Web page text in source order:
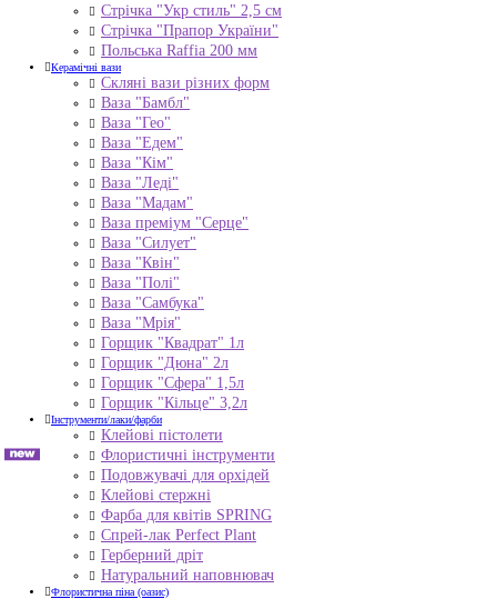
Стрічка "Укр стиль" 2,5 см
Стрічка "Прапор України"
Польська Raffia 200 мм
Керамічні вази
Скляні вази різних форм
Ваза "Бамбл"
Ваза "Гео"
Ваза "Едем"
Ваза "Кім"
Ваза "Леді"
Ваза "Мадам"
Ваза преміум "Серце"
Ваза "Силует"
Ваза "Квін"
Ваза "Полі"
Ваза "Самбука"
Ваза "Мрія"
Горщик "Квадрат" 1л
Горщик "Дюна" 2л
Горщик "Сфера" 1,5л
Горщик "Кільце" 3,2л
Інструменти/лаки/фарби
Клейові пістолети
Флористичні інструменти
Подовжувачі для орхідей
Клейові стержні
Фарба для квітів SPRING
Спрей-лак Perfect Plant
Герберний дріт
Натуральний наповнювач
Флористична піна (оазис)